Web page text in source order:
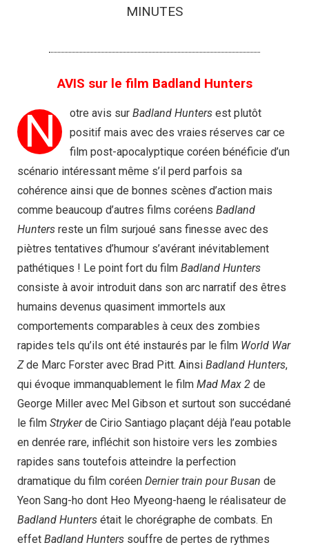
MINUTES
AVIS sur le film Badland Hunters
N otre avis sur Badland Hunters est plutôt
positif mais avec des vraies réserves car ce
film post-apocalyptique coréen bénéficie d’un
scénario intéressant même s’il perd parfois sa
cohérence ainsi que de bonnes scènes d’action mais
comme beaucoup d’autres films coréens Badland
Hunters reste un film surjoué sans finesse avec des
piètres tentatives d’humour s’avérant inévitablement
pathétiques ! Le point fort du film Badland Hunters
consiste à avoir introduit dans son arc narratif des êtres
humains devenus quasiment immortels aux
comportements comparables à ceux des zombies
rapides tels qu’ils ont été instaurés par le film World War
Zde Marc Forster avec Brad Pitt. Ainsi Badland Hunters,
qui évoque immanquablement le film Mad Max 2 de
George Miller avec Mel Gibson et surtout son succédané
le film Strykerde Cirio Santiago plaçant déjà l’eau potable
en denrée rare, infléchit son histoire vers les zombies
rapides sans toutefois atteindre la perfection
dramatique du film coréen Dernier train pour Busan de
Yeon Sang-ho dont Heo Myeong-haeng le réalisateur de
Badland Hunters était le chorégraphe de combats. En
effet Badland Hunters souffre de pertes de rythmes